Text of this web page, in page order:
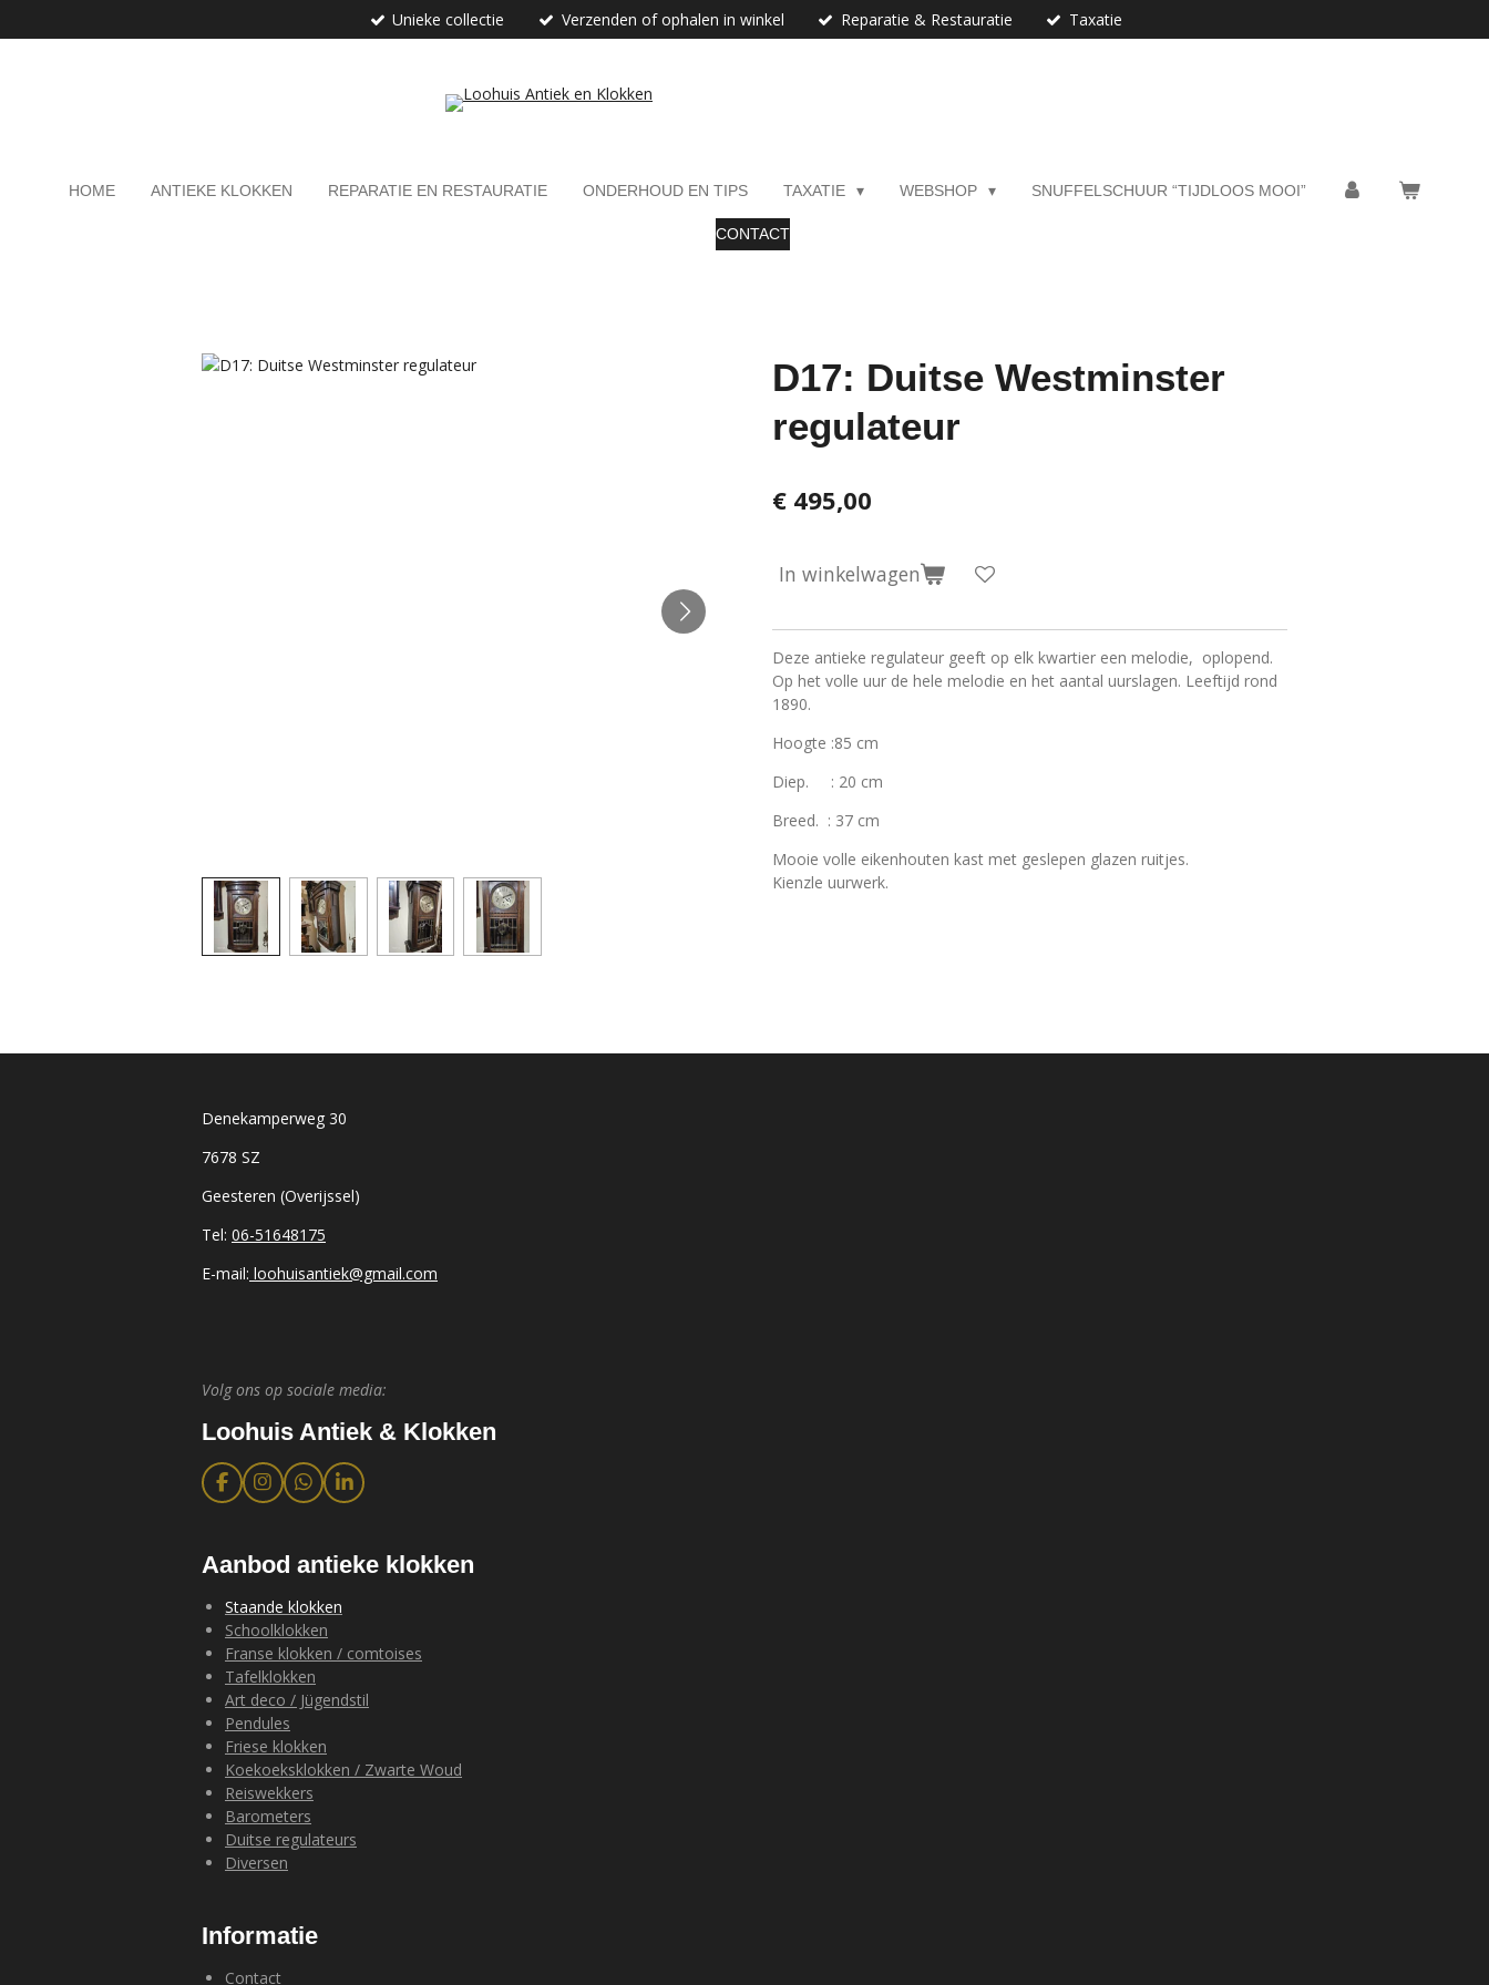
direct
Unieke collectie Verzenden of ophalen in winkel Reparatie & Restauratie Taxatie
HOME ANTIEKE KLOKKEN REPARATIE EN RESTAURATIE ONDERHOUD EN TIPS TAXATIE WEBSHOP SNUFFELSCHUUR “TIJDLOOS MOOI”
CONTACT
D17: Duitse Westminster
regulateur
€ 495,00
In winkelwagen
Deze antieke regulateur geeft op elk kwartier een melodie, oplopend.
Op het volle uur de hele melodie en het aantal uurslagen. Leeftijd rond
1890.
Hoogte :85 cm
Diep. : 20 cm
Breed. : 37 cm
Mooie volle eikenhouten kast met geslepen glazen ruitjes.
Kienzle uurwerk.
Denekamperweg 30
7678 SZ
Geesteren (Overijssel)
Tel: 06-51648175
E-mail: loohuisantiek@gmail.com
Volg ons op sociale media:
Loohuis Antiek & Klokken
F
a
b
o
k
I
n
a
g
a
m
W
h
s
A
p
p
L
i
e
d
Aanbod antieke klokken
Staande klokken
Schoolklokken
Franse klokken / comtoises
Tafelklokken
Art deco / Jügendstil
Pendules
Friese klokken
Koekoeksklokken / Zwarte Woud
Reiswekkers
Barometers
Duitse regulateurs
Diversen
Informatie
Contact